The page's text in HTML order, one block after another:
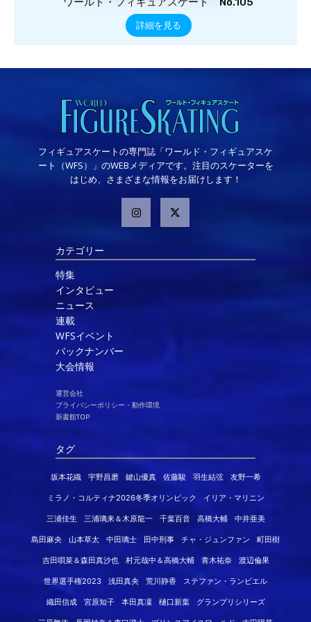
詳細を見る
フィギュアスケートの専門誌「ワールド・フィギュアスケ
ート（WFS）」のWEBメディアです。注目のスケーターを
はじめ、さまざまな情報をお届けします！
カテゴリー
特集
インタビュー
ニュース
連載
WFSイベント
バックナンバー
大会情報
運営会社
プライバシーポリシー・動作環境
新書館TOP
タグ
坂本花織 宇野昌磨 鍵山優真 佐藤駿 羽生結弦 友野一希
ミラノ・コルティナ2026冬季オリンピック イリア・マリニン
三浦佳生 三浦璃来＆木原龍一 千葉百音 高橋大輔 中井亜美
島田麻央 山本草太 中田璃士 田中刑事 チャ・ジュンファン 町田樹
吉田唄菜＆森田真沙也 村元哉中＆高橋大輔 青木祐奈 渡辺倫果
世界選手権2023 浅田真央 荒川静香 ステファン・ランビエル
織田信成 宮原知子 本田真凜 樋口新葉 グランプリシリーズ